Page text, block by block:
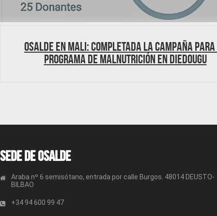
Osalde en Mali: Completada la campaña
Programa de malnutrición en Diedougu
Sede de OSALDE
Araba nº 6 semisótano, entrada por calle Burgos. 48014 DEUSTO-
BILBAO
+34 94 600 99 47